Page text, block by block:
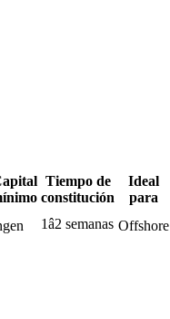
Tiempo de
constitución
Ideal
para
1â2 semanas Offshore